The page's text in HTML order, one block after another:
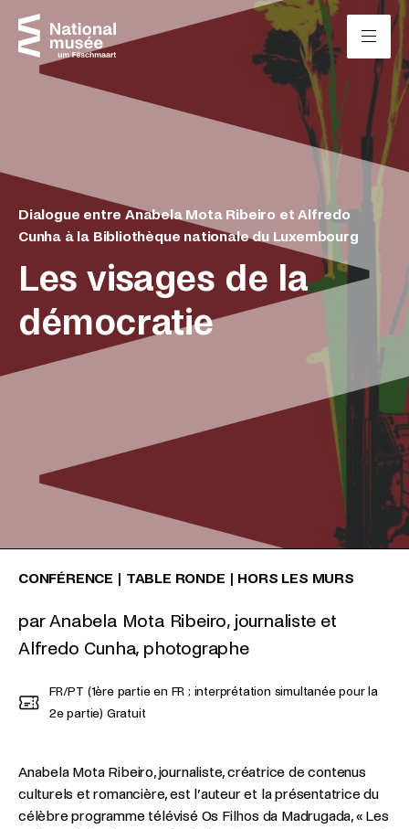
Passer directement au contenu
Les visages de la
démocratie
Dialogue entre Anabela Mota Ribeiro et Alfredo
Cunha à la Bibliothèque nationale du Luxembourg
CONFÉRENCE | TABLE RONDE | HORS LES MURS
par Anabela Mota Ribeiro, journaliste et
Alfredo Cunha, photographe
FR/PT (1ère partie en FR ; interprétation simultanée pour la
2e partie) Gratuit
Anabela Mota Ribeiro, journaliste, créatrice de contenus
culturels et romancière, est l’auteur et la présentatrice du
célèbre programme télévisé Os Filhos da Madrugada, « Les
Panneau de gestion des cookies